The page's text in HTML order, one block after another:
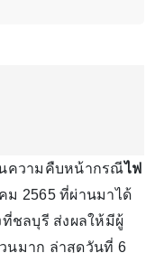
นความคืบหน้ากรณีไฟ
ม 2565 ที่ผ่านมาได้
ที่ชลบุรี ส่งผลให้มีผู้
นมาก ล่าสุดวันที่ 6